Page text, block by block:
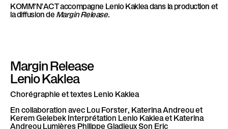
KOMM’N’ACT accompagne Lenio Kaklea dans la production et
la diffusion de Margin Release.
Margin Release
Lenio Kaklea
Chorégraphie et textes Lenio Kaklea
En collaboration avec Lou Forster, Katerina Andreou et
Kerem Gelebek Interprétation Lenio Kaklea et Katerina
Andreou Lumières Philippe GladieuxSon Eric